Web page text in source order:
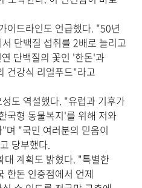
이드라인도 언급했다. "50년
단백질 섭취를 2배로 늘리고
단백질의 꽃인 '한돈'과
건강식 리얼푸드"라고
도 역설했다. "유럽과 기후가
국형 동물복지'를 위해 저와
며 "국민 여러분의 믿음이
당부했다.
대 계획도 밝혔다. "특별한
한돈 인증점에서 언제